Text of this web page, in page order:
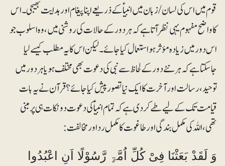
قوم میں اس کی لسان /زبان میں انبیاؑ کے ذریعے اپنا پیغام اور ہدایت بھیجی۔ اس
کا واضح مفہوم یہی نظرآتا ہے کہ ہر دور کے حالات کی رو شنی میں، وہ اسلوب جو
اس دور میں زیادہ مؤثر ہو استعمال کیا جائے۔ لیکن اس کا یہ مطلب کیسے لیا
جاسکتا ہے کہ ہر نئے دور کے لحاظ سے نبی کی دعوت بھی مختلف ہویاہر دور میں
توحید ، رسالت اور آخرت کا ایک نیا تصور پیش کیا جائے ؟ قرآن نے یہ بات
قیامت تک کے لیے طے کر دی ہے کہ تمام انبیا ؑکی دعوت دو نکات ہی پر مبنی
تھی، اللہ کی مکمل بندگی اور طاغوت کا مکمل رداور مخالفت:
وَ لَقَدْ بَعَثْنَا فِیْ کُلِّ اُمَّۃٍ رَّسُوْلًا اَنِ اعْبُدُوا